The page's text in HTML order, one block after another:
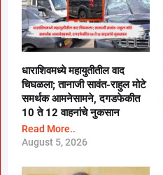
धाराशिवमध्ये महायुतीतील वाद
चिघळला; तानाजी सावंत-राहुल मोटे
समर्थक आमनेसामने, दगडफेकीत
10 ते 12 वाहनांचे नुकसान
Read More..
August 5, 2026